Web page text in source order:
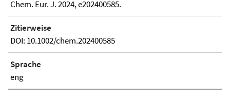
Chem. Eur. J. 2024, e202400585.
Zitierweise
DOI: 10.1002/chem.202400585
Sprache
eng